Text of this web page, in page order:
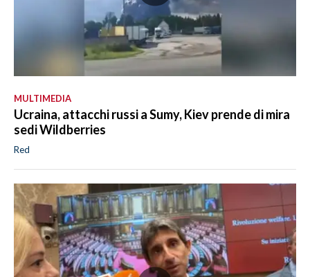
MULTIMEDIA
Ucraina, attacchi russi a Sumy, Kiev prende di mira
sedi Wildberries
Red